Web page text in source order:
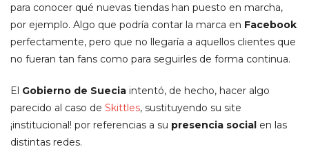
para conocer qué nuevas tiendas han puesto en marcha,
por ejemplo. Algo que podría contar la marca en Facebook
perfectamente, pero que no llegaría a aquellos clientes que
no fueran tan fans como para seguirles de forma continua.
El Gobierno de Suecia intentó, de hecho, hacer algo
parecido al caso de Skittles, sustituyendo su site
¡institucional! por referencias a su presencia social en las
distintas redes.